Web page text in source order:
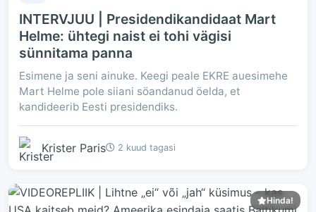
INTERVJUU | Presidendikandidaat Mart
Helme: ühtegi naist ei tohi vägisi
sünnitama panna
Esimene ja seni ainuke. Keegi peale EKRE auesimehe
Mart Helme pole siiani söandanud öelda, et
kandideerib Eesti presidendiks.
Krister Paris 2 kuud tagasi
Hinda!